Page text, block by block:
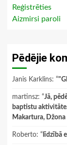
Reģistrēties
Aizmirsi paroli
Pēdējie
Janis Karklins: “
martinsz: “Jā,
baptistu
Makartura,
Roberto: “ līdzībā